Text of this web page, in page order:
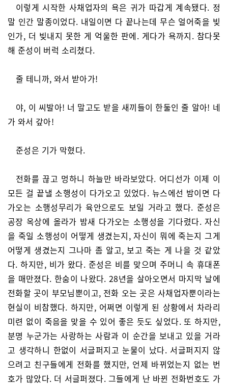
이렇게 시작한 사채업자의 욕은 귀가 따갑게 계속됐다. 정
말 인간 말종이었다. 내일이면 다 끝나는데 무슨 얼어죽을 빚
인가, 더 빚내지 못한 게 억울한 판에. 게다가 욕까지. 참다못
해 준성이 버럭 소리쳤다.
줄 테니까, 와서 받아가!
야, 이 씨발아! 너 말고도 받을 새끼들이 한둘인 줄 알아! 네
가 와서 갚아!
준성은 기가 막혔다.
전화를 끊고 멍하니 하늘만 바라보았다. 어디선가 이제 이
모든 걸 끝낼 소행성이 다가오고 있었다. 뉴스에선 밤이면 다
가오는 소행성무리가 육안으로도 보일 거라고 했다. 준성은
공장 옥상에 올라가 밤새 다가오는 소행성을 기다렸다. 자신
을 죽일 소행성이 어떻게 생겼는지, 자신이 뭐에 죽는지 그게
어떻게 생겼는지 그나마 좀 알고, 보고 죽는 게 나을 것 같았
다. 하지만, 비가 왔다. 준성은 비를 맞으며 주머니 속 휴대폰
을 매만졌다. 한숨이 나왔다. 28년을 살아오면서 마지막 날에
전화할 곳이 부모님뿐이고, 전화 오는 곳은 사채업자뿐이라는
현실이 비참했다. 하지만, 어쩌면 이렇게 된 상황에서 차라리
미련 없이 죽음을 맞을 수 있어 좋은 듯도 싶었다. 또 하지만,
분명 누군가는 사랑하는 사람과 이 순간을 보내고 있을 거라
고 생각하니 한없이 서글퍼지고 눈물이 났다. 서글퍼지지 않
으려고 친구들에게 전화를 했지만, 언제 바뀌었는지 없는 번
호가 많았다. 더 서글퍼졌다. 그들에게 난 바뀐 전화번호도 가